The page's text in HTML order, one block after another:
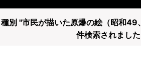
種別 "市民が描いた原爆の絵（昭和
件検索されました